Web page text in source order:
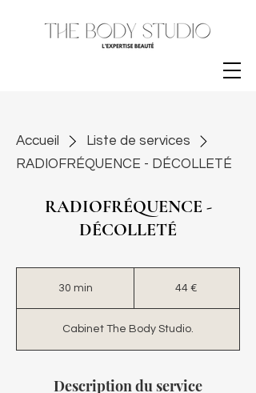
Accueil
Liste de services
RADIOFRÉQUENCE - DÉCOLLETÉ
RADIOFRÉQUENCE -
DÉCOLLETÉ
30 min
i
n
44 €
Cabinet The Body Studio.
Description du service